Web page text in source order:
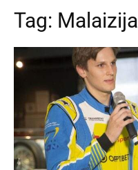
Tag: Malaizija